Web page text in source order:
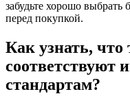
забудьте хорошо выбрать
перед покупкой.
Как узнать,
соответствуют
стандартам?